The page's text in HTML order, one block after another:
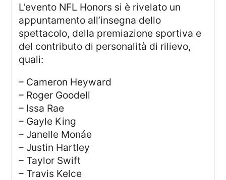
L’evento NFL Honors si è rivelato un
appuntamento all’insegna dello
spettacolo, della premiazione sportiva e
del contributo di personalità di rilievo,
quali:
– Cameron Heyward
– Roger Goodell
– Issa Rae
– Gayle King
– Janelle Monáe
– Justin Hartley
– Taylor Swift
– Travis Kelce